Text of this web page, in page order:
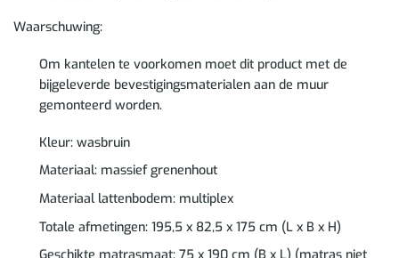
Waarschuwing:
Om kantelen te voorkomen moet dit product met de
bijgeleverde bevestigingsmaterialen aan de muur
gemonteerd worden.
Kleur: wasbruin
Materiaal: massief grenenhout
Materiaal lattenbodem: multiplex
Totale afmetingen: 195,5 x 82,5 x 175 cm (L x B x H)